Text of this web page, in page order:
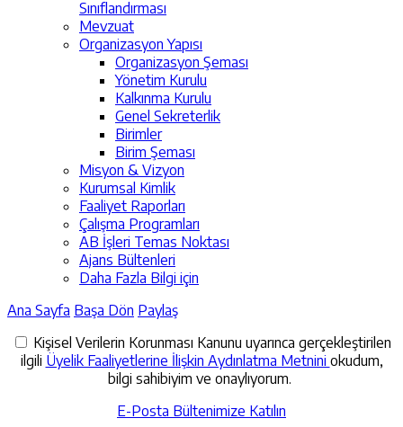
Sınıflandırması
Mevzuat
Organizasyon Yapısı
Organizasyon Şeması
Yönetim Kurulu
Kalkınma Kurulu
Genel Sekreterlik
Birimler
Birim Şeması
Misyon & Vizyon
Kurumsal Kimlik
Faaliyet Raporları
Çalışma Programları
AB İşleri Temas Noktası
Ajans Bültenleri
Daha Fazla Bilgi için
Ana Sayfa Başa Dön Paylaş
Kişisel Verilerin Korunması Kanunu uyarınca gerçekleştirilen
ilgili Üyelik Faaliyetlerine İlişkin Aydınlatma Metnini okudum,
bilgi sahibiyim ve onaylıyorum.
E-Posta Bültenimize Katılın